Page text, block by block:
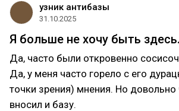
узник антибазы
31.10.2025
Я больше не хочу быть здесь.
Да, часто были откровенно
Да, у меня часто горело с его
точки зрения) мнения. Но довольно
вносил и базу.